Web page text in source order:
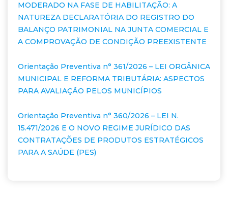
MODERADO NA FASE DE HABILITAÇÃO: A
NATUREZA DECLARATÓRIA DO REGISTRO DO
BALANÇO PATRIMONIAL NA JUNTA COMERCIAL E
A COMPROVAÇÃO DE CONDIÇÃO PREEXISTENTE
Orientação Preventiva n° 361/2026 – LEI ORGÂNICA
MUNICIPAL E REFORMA TRIBUTÁRIA: ASPECTOS
PARA AVALIAÇÃO PELOS MUNICÍPIOS
Orientação Preventiva n° 360/2026 – LEI N.
15.471/2026 E O NOVO REGIME JURÍDICO DAS
CONTRATAÇÕES DE PRODUTOS ESTRATÉGICOS
PARA A SAÚDE (PES)